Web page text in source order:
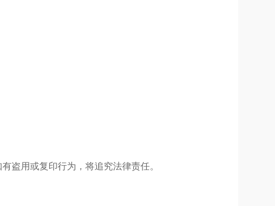
盗用或复印行为，将追究法律责任。